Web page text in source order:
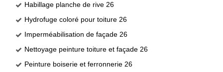
Habillage planche de rive 26
Hydrofuge coloré pour toiture 26
Imperméabilisation de façade 26
Nettoyage peinture toiture et façade 26
Peinture boiserie et ferronnerie 26